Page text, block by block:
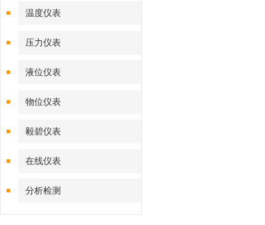
温度仪表
压力仪表
液位仪表
物位仪表
毅碧仪表
在线仪表
分析检测